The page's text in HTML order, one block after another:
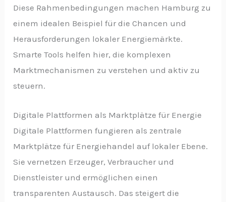
Diese Rahmenbedingungen machen Hamburg zu
einem idealen Beispiel für die Chancen und
Herausforderungen lokaler Energiemärkte.
Smarte Tools helfen hier, die komplexen
Marktmechanismen zu verstehen und aktiv zu
steuern.
Digitale Plattformen als Marktplätze für Energie
Digitale Plattformen fungieren als zentrale
Marktplätze für Energiehandel auf lokaler Ebene.
Sie vernetzen Erzeuger, Verbraucher und
Dienstleister und ermöglichen einen
transparenten Austausch. Das steigert die